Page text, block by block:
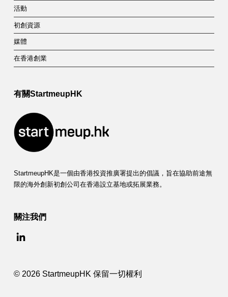
活動
初創資源
媒體
在香港創業
有關StartmeupHK
StartmeupHK是一個由香港投資推廣署提出的倡議，旨在協助前途無
限的海外創新初創公司在香港設立基地或拓展業務。
關注我們
© 2026 StartmeupHK 保留一切權利